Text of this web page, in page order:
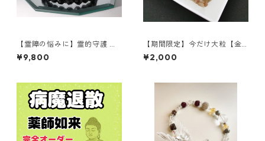
【霊障の悩みに】霊的守護 モ
リオン カット ブレスレット 8
mm 内径17cm 絵梨子オリジナ
¥9,800
【期間限定】今だけ大粒【金
運】ルチルさざれ石 100g お
財布浄化にも使えます
¥2,000